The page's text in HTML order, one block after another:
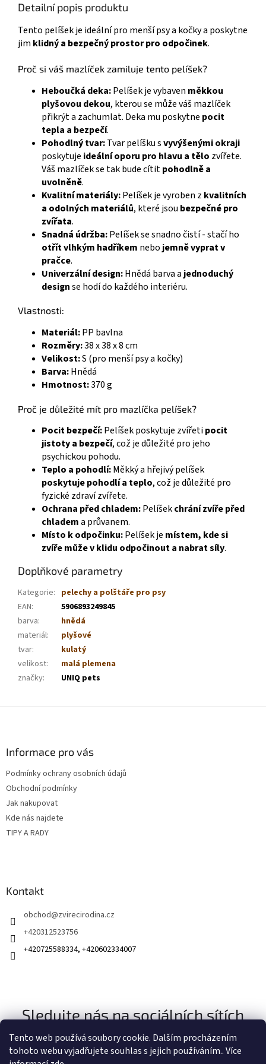
Tento web používá soubory cookie. Dalším procházením
tohoto webu vyjadřujete souhlas s jejich používáním.. Více
Detailní popis produktu
Tento pelíšek je ideální pro menší psy a kočky a poskytne
jim klidný a bezpečný prostor pro odpočinek.
Proč si váš mazlíček zamiluje tento pelíšek?
Heboučká deka:Pelíšek je vybaven měkkou
plyšovou dekou, kterou se může váš mazlíček
přikrýt a zachumlat. Deka mu poskytne pocit
tepla a bezpečí.
Pohodlný tvar:Tvar pelíšku svyvýšenými okraji
poskytuje ideální oporu pro hlavu a tělo zvířete.
Váš mazlíček se tak bude cítitpohodlně a
uvolněně.
Kvalitní materiály:Pelíšek je vyroben z kvalitních
a odolných materiálů, které jsou bezpečné pro
zvířata.
Snadná údržba:Pelíšek se snadno čistí - stačí ho
otřít vlhkým hadříkem nebo jemně vyprat v
pračce.
Univerzální design:Hnědá barva a jednoduchý
designse hodí do každého interiéru.
Vlastnosti:
Materiál:PP bavlna
Rozměry:38 x 38 x 8 cm
Velikost:S (pro menší psy a kočky)
Barva:Hnědá
Hmotnost:370 g
Proč je důležité mít pro mazlíčka pelíšek?
Pocit bezpečí:Pelíšek poskytuje zvířetipocit
jistoty a bezpečí, což je důležité pro jeho
psychickou pohodu.
Teplo a pohodlí:Měkký a hřejivý pelíšek
poskytuje pohodlí a teplo, což je důležité pro
fyzické zdraví zvířete.
Ochrana před chladem:Pelíšekchrání zvíře před
chladema průvanem.
Místo k odpočinku:Pelíšek je místem, kde si
zvíře může v klidu odpočinout a nabrat síly.
Doplňkové parametry
Kategorie: pelechy a polštáře pro psy
EAN:
5906893249845
barva:
hnědá
materiál:
plyšové
tvar:
kulatý
velikost:
malá plemena
značky: UNIQ pets
Informace pro vás
Podmínky ochrany osobních údajů
Obchodní podmínky
Jak nakupovat
Kde nás najdete
TIPY A RADY
Kontakt
obchod@zvirecirodina.cz
+420312523756
+420725588334, +420602334007
Sledujte nás na sociálních sítích